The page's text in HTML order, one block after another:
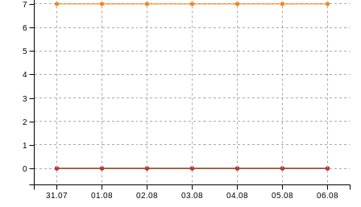
31.07 01.08 02.08 03.08 04.08 05.08 06.08
0
1
2
3
4
5
6
7